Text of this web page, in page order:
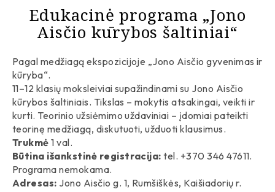
Edukacija Jono Aisčio ekspozicijoje
Virtualios parodos
Kilnojamosios parodos
Kilnojamųjų parodų sąrašas
Eksponatų rinkiniai
Archeologiniai
Dailės
Leidyba
Knygos
Projektai
Vadovas
Įstaigos struktūra
Edukacinė programa „Jono
Aisčio kūrybos šaltiniai“
Pagal medžiagą ekspozicijoje „Jono Aisčio gyvenimas ir
kūryba“.
11–12 klasių moksleiviai supažindinami su Jono Aisčio
kūrybos šaltiniais. Tikslas – mokytis atsakingai, veikti ir
kurti. Teorinio užsiėmimo uždaviniai – įdomiai pateikti
teorinę medžiagą, diskutuoti, užduoti klausimus.
Trukmė 1 val.
Būtina išankstinė registracija: tel. +370 346 47611.
Programa nemokama.
Adresas: Jono Aisčio g. 1, Rumšiškės, Kaišiadorių r.